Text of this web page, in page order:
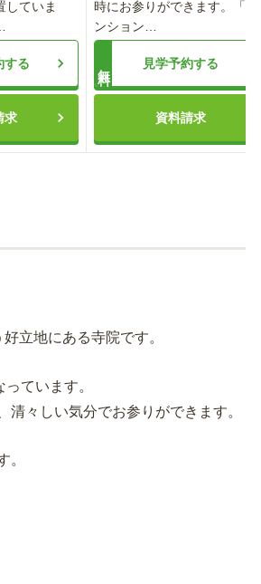
していま
する
求
時にお参りができます。「マ
ンション…
見学予約する
資料請求
立地にある寺院です。
ています。
々しい気分でお参りができます。
。